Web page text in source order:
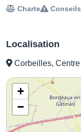
Localisation
Corbeilles, Centre
+
−
Charte Conseils